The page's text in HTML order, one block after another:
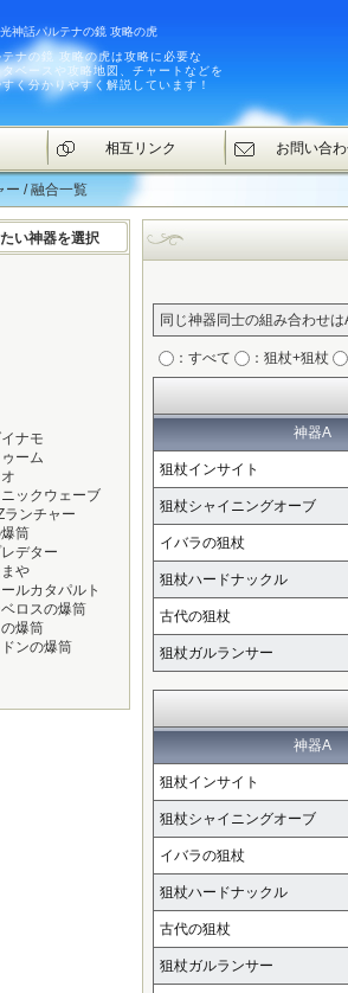
神話パルテナの鏡 攻略の虎
テナの鏡 攻略の虎は攻略に必要な
タベースや攻略地図、チャートなどを
く分かりやすく解説しています！
ー / 融合一覧
い神器を選択
ナモ
ーム
ックウェーブ
ランチャー
筒
デター
や
ルカタパルト
ロスの爆筒
爆筒
ンの爆筒
同じ神器同士の組み合わせ
：すべて ：狙杖+狙杖
神器A
狙杖インサイト
狙杖シャイニングオーブ
イバラの狙杖
狙杖ハードナックル
古代の狙杖
狙杖ガルランサー
神器A
狙杖インサイト
狙杖シャイニングオーブ
イバラの狙杖
狙杖ハードナックル
古代の狙杖
狙杖ガルランサー
相互リンク お問い合